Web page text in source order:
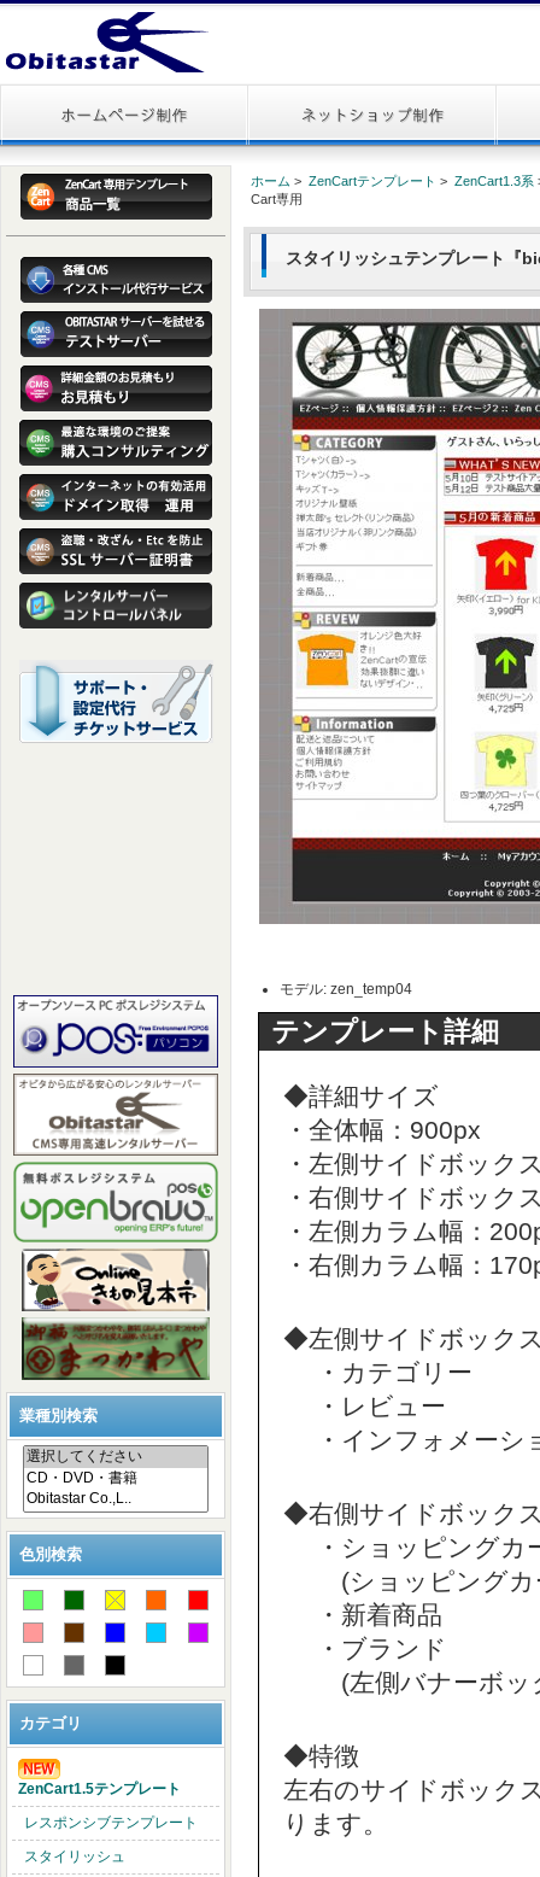
業種別検索
色別検索
カテゴリ
ZenCart1.5テンプレート
レスポンシブテンプレート
スタイリッシュ
ホーム > ZenCartテンプレート > ZenCart1.3系
Cart専用
スタイリッシュテンプレート『
モデル: zen_temp04
テンプレート詳細
◆詳細サイズ
・全体幅：900px
・左側サイドボック
・右側サイドボック
・左側カラム幅：
・右側カラム幅：
◆左側サイドボック
・カテゴリー
・レビュー
・インフォメーシ
◆右側サイドボック
・ショッピングカ
(ショッピングカ
・新着商品
・ブランド
(左側バナーボッ
◆特徴
左右のサイドボック
ります。